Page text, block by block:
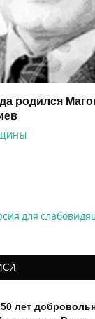
родился
для
лет